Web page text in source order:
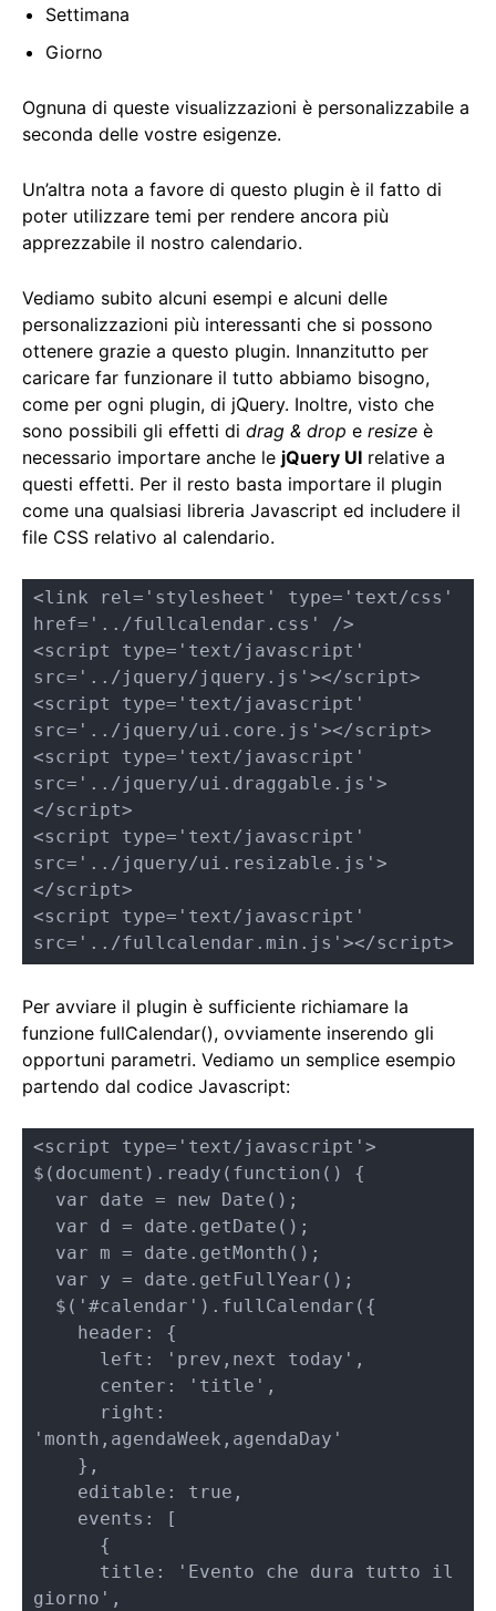
Settimana
Giorno
Ognuna di queste visualizzazioni è personalizzabile a
seconda delle vostre esigenze.
Un’altra nota a favore di questo plugin è il fatto di
poter utilizzare temi per rendere ancora più
apprezzabile il nostro calendario.
Vediamo subito alcuni esempi e alcuni delle
personalizzazioni più interessanti che si possono
ottenere grazie a questo plugin. Innanzitutto per
caricare far funzionare il tutto abbiamo bisogno,
come per ogni plugin, di jQuery. Inoltre, visto che
sono possibili gli effetti di drag & drop e resize è
necessario importare anche le jQuery UI relative a
questi effetti. Per il resto basta importare il plugin
come una qualsiasi libreria Javascript ed includere il
file CSS relativo al calendario.
<link rel='stylesheet' type='text/css'
href='../fullcalendar.css' />
<script type='text/javascript'
src='../jquery/jquery.js'></script>
<script type='text/javascript'
src='../jquery/ui.core.js'></script>
<script type='text/javascript'
src='../jquery/ui.draggable.js'>
</script>
<script type='text/javascript'
src='../jquery/ui.resizable.js'>
</script>
<script type='text/javascript'
src='../fullcalendar.min.js'></script>
Per avviare il plugin è sufficiente richiamare la
funzione fullCalendar(), ovviamente inserendo gli
opportuni parametri. Vediamo un semplice esempio
partendo dal codice Javascript:
<script type='text/javascript'>
$(document).ready(function() {
'month,agendaWeek,agendaDay'
giorno',